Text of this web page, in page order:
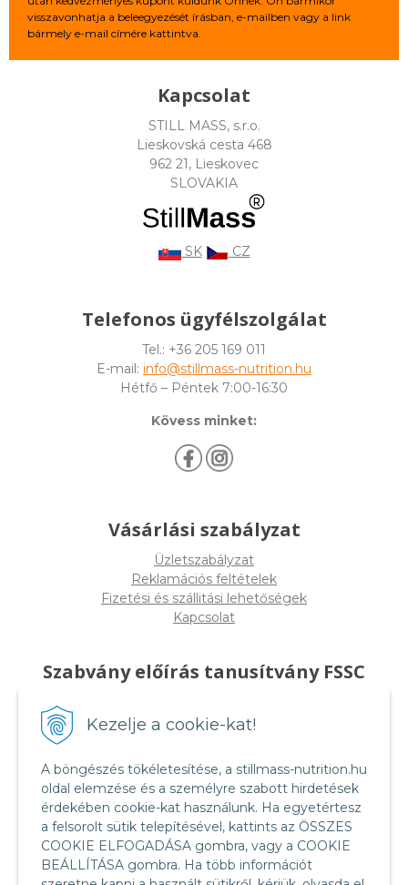
Kezelje a cookie-kat!
A böngészés tökéletesítése, a stillmass-nutrition.hu
oldal elemzése és a személyre szabott hirdetések
érdekében cookie-kat használunk. Ha egyetértesz
a felsorolt sütik telepítésével, kattints az ÖSSZES
COOKIE ELFOGADÁSA gombra, vagy a COOKIE
BEÁLLÍTÁSA gombra. Ha több információt
visszavonhatja a beleegyezését írásban, e-mailben vagy a link
bármely e-mail címére kattintva.
Kapcsolat
STILL MASS, s.r.o.
Lieskovská cesta 468
962 21, Lieskovec
SLOVAKIA
SK CZ
Telefonos ügyfélszolgálat
Tel.: +36 205 169 011
E-mail: info@stillmass-nutrition.hu
Hétfő – Péntek 7:00-16:30
Kövess minket:
Vásárlási szabályzat
Üzletszabályzat
Reklamációs feltételek
Fizetési és szállitási lehetőségek
Kapcsolat
Szabvány előírás tanusítvány FSSC